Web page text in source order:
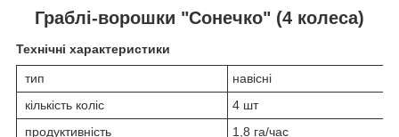
Граблі-ворошки "Сонечко" (4 колеса)
Технічні характеристики
тип
навісні
кількість коліс
4 шт
продуктивність
1,8 га/час